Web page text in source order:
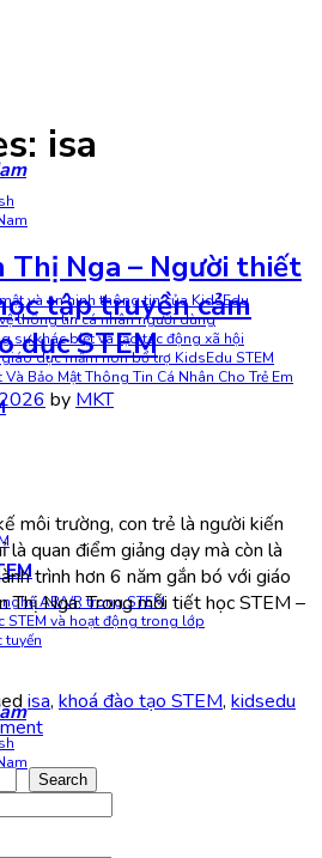
và an ninh thông tin của KidsEdu
thông tin cá nhân người dùng
sự khác biệt và tạo tác động xã hội
dục mầm non bổ trợ KidsEdu STEM
Bảo Mật Thông Tin Cá Nhân Cho Trẻ Em
AR/VR trong STEM
STEM và hoạt động trong lớp
tuyến
isa
Thị Nga – Người thiết
tập truyền cảm
dục STEM
by MKT
môi trường, con trẻ là người kiến
quan điểm giảng dạy mà còn là
trình hơn 6 năm gắn bó với giáo
Thị Nga. Trong mỗi tiết học STEM –
isa, khoá đào tạo STEM, kidsedu
Search